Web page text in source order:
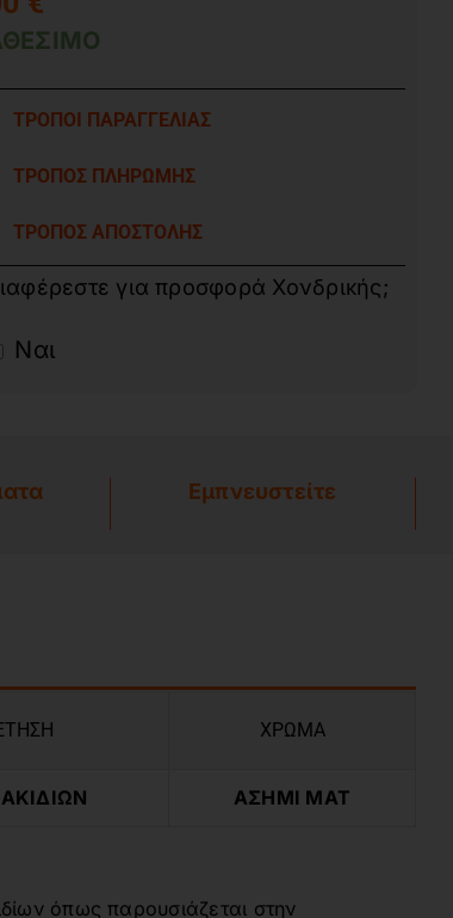
ΤΡΟΠΟΙ ΠΑΡΑΓΓΕΛΙΑΣ
ΤΡΟΠΟΣ ΠΛΗΡΩΜΗΣ
ΤΡΟΠΟΣ ΑΠΟΣΤΟΛΗΣ
για προσφορά Χονδρικής;
Ναι
Εμπνευστείτε
ΧΡΩΜΑ
ΑΣΗΜΙ ΜΑΤ
όπως παρουσιάζεται στην